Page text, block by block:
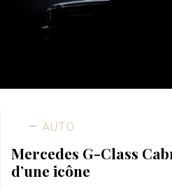
AUTO
Mercedes G-Class
d’une icône